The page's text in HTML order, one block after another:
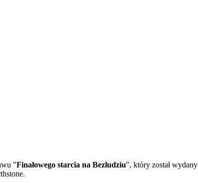
"Finałowego starcia na Bezludziu", który został wydany